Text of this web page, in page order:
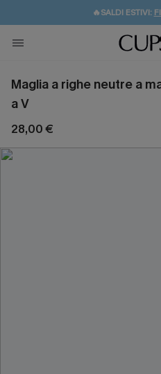
🔥SALDI ESTIVI:
🚚SPEDIZIONE
💌REGALO PER I
Maglia a righe neutre a
a V
28,00 €